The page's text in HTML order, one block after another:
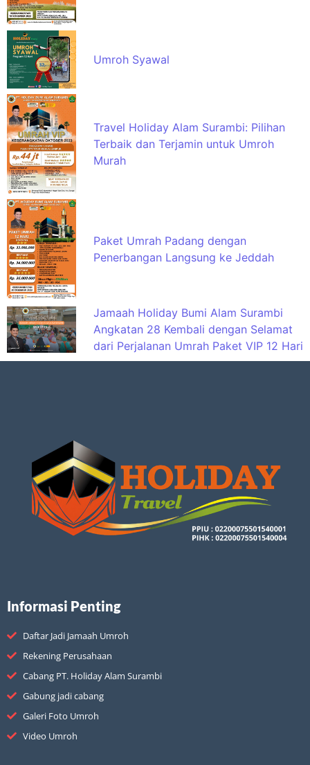
Umroh Syawal
Travel Holiday Alam Surambi: Pilihan
Terbaik dan Terjamin untuk Umroh
Murah
Paket Umrah Padang dengan
Penerbangan Langsung ke Jeddah
Jamaah Holiday Bumi Alam Surambi
Angkatan 28 Kembali dengan Selamat
dari Perjalanan Umrah Paket VIP 12 Hari
Informasi Penting
Daftar Jadi Jamaah Umroh
Rekening Perusahaan
Cabang PT. Holiday Alam Surambi
Gabung jadi cabang
Galeri Foto Umroh
Video Umroh